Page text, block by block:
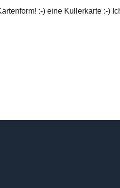
:-) eine Kullerkarte :-)